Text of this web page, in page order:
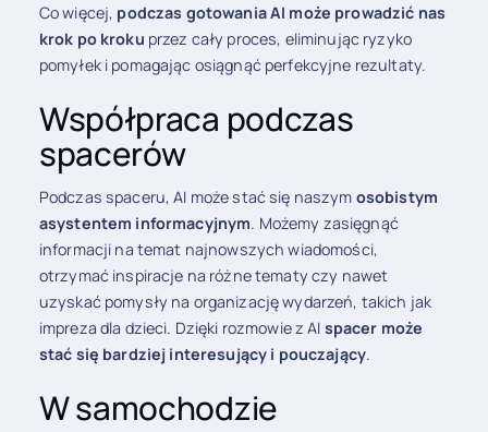
Co więcej, podczas gotowania AI może prowadzić nas
krok po kroku przez cały proces, eliminując ryzyko
pomyłek i pomagając osiągnąć perfekcyjne rezultaty.
Współpraca podczas
spacerów
Podczas spaceru, AI może stać się naszym osobistym
asystentem informacyjnym. Możemy zasięgnąć
informacji na temat najnowszych wiadomości,
otrzymać inspiracje na różne tematy czy nawet
uzyskać pomysły na organizację wydarzeń, takich jak
impreza dla dzieci. Dzięki rozmowie z AI spacer może
stać się bardziej interesujący i pouczający.
W samochodzie